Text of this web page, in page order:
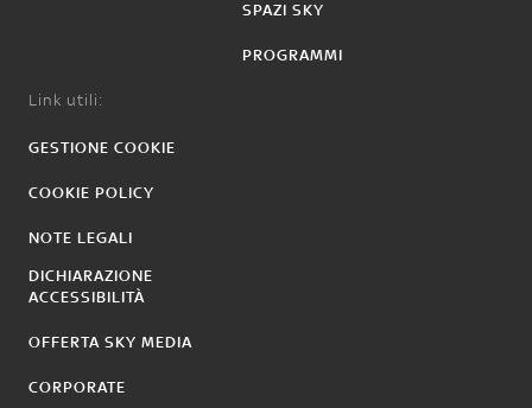
SPAZI SKY
PROGRAMMI
Link utili:
GESTIONE COOKIE
COOKIE POLICY
NOTE LEGALI
DICHIARAZIONE
ACCESSIBILITÀ
OFFERTA SKY MEDIA
CORPORATE